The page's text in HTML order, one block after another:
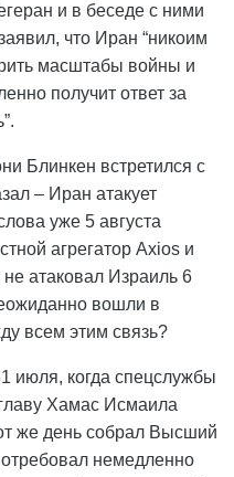
и в беседе с ними
что Иран “никоим
масштабы войны и
получит ответ за
Блинкен встретился с
– Иран атакует
уже 5 августа
агрегатор Axios и
атаковал Израиль 6
вошли в
всем этим связь?
июля, когда спецслужбы
Хамас Исмаила
же день собрал Высший
немедленно